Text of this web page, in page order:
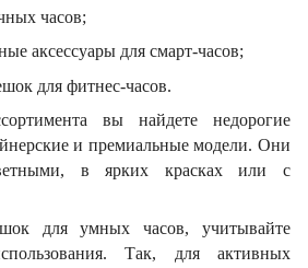
часов;
аксессуары для смарт-часов;
для фитнес-часов.
вы найдете недорогие
и премиальные модели. Они
в ярких красках или с
для умных часов, учитывайте
Так, для активных